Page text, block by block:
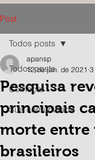
Post
Todos posts
Começar
Sua comunidade
Todos posts
Pesquisa
principais
morte entre
brasileiros
apansp
12 de jan. de 2021